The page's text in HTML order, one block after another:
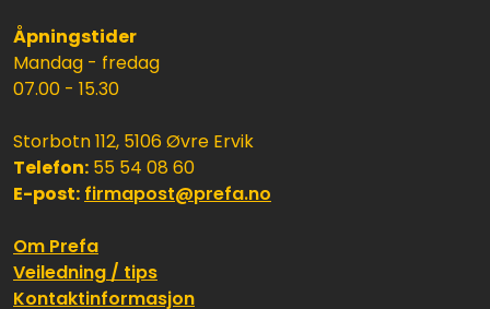
Åpningstider
Mandag - fredag
07.00 - 15.30
Storbotn 112, 5106 Øvre Ervik
Telefon: 55 54 08 60
E-post: firmapost@prefa.no
Om Prefa
Veiledning / tips
Kontaktinformasjon